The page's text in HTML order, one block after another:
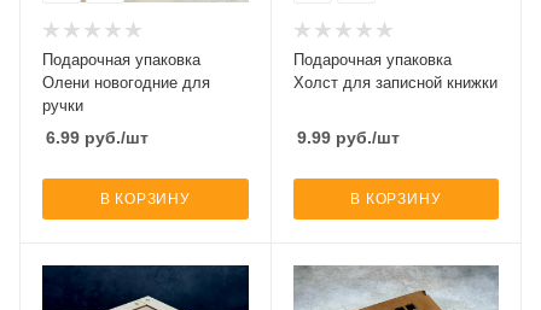
Подарочная упаковка
Олени новогодние для
ручки
6.99 руб./шт
В КОРЗИНУ
Подарочная упаковка
Холст для записной книжки
9.99руб./шт
В КОРЗИНУ